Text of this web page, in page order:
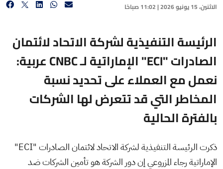
الاثنين، 15 يونيو 2026 | 11:02 صباحًا
الرئيسة التنفيذية لشركة الاتحاد لائتمان
الصادرات "ECI" الإماراتية لـ CNBC عربية:
نعمل مع العملاء على تحديد نسبة
المخاطر التي قد تتعرض لها الشركات
بالفترة الحالية
ذكرت الرئيسة التنفيذية لشركة الاتحاد لائتمان الصادرات "ECI"
الإماراتية رجاء المزروعي إن دور الشركة هو تأمين الشركات ضد